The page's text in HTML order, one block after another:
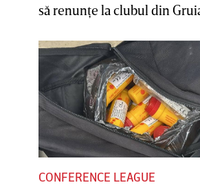
să renunţe la clubul din
CONFERENCE LEAGUE